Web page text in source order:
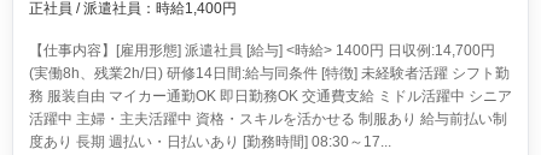
正社員 / 派遣社員：時給1,400円
【仕事内容】[雇用形態] 派遣社員 [給与] <時給> 1400円 日収例:14,700円
(実働8h、残業2h/日) 研修14日間:給与同条件 [特徴] 未経験者活躍 シフト勤
務 服装自由 マイカー通勤OK 即日勤務OK 交通費支給 ミドル活躍中 シニア
活躍中 主婦・主夫活躍中 資格・スキルを活かせる 制服あり 給与前払い制
度あり 長期 週払い・日払いあり [勤務時間] 08:30～17...